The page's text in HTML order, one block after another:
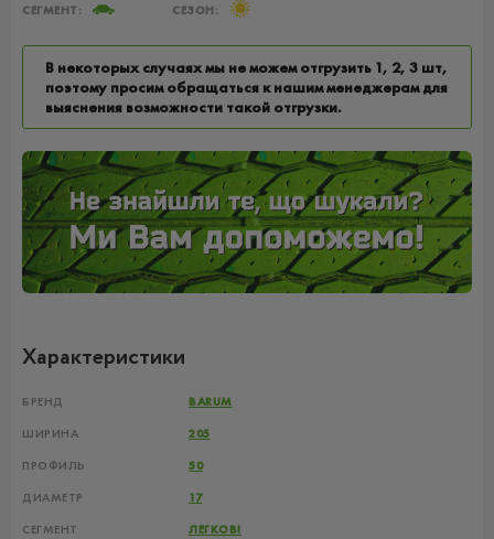
СЕГМЕНТ: СЕЗОН:
В некоторых случаях мы не можем отгрузить 1, 2, 3 шт,
поэтому просим обращаться к нашим менеджерам для
выяснения возможности такой отгрузки.
Характеристики
БРЕНД BARUM
ШИРИНА 205
ПРОФИЛЬ 50
ДИАМЕТР 17
СЕГМЕНТ ЛЕГКОВІ